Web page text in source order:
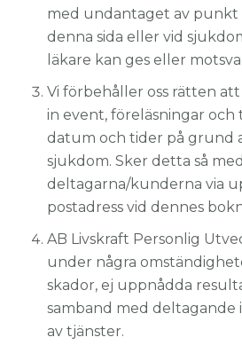
med undantaget av punkt
denna sida eller vid
läkare kan ges eller
Vi förbehåller oss rätten
in event, föreläsningar och
datum och tider på grund
sjukdom. Sker detta så
deltagarna/kunderna via
postadress vid dennes
AB Livskraft Personlig
under några
skador, ej uppnådda
samband med deltagande
av tjänster.